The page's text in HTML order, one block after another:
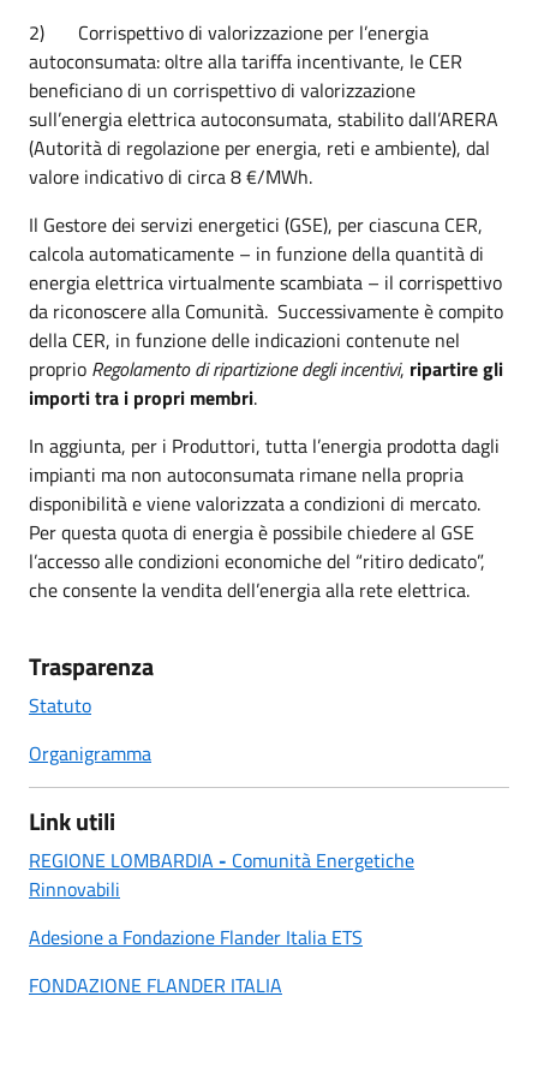
2) Corrispettivo di valorizzazione per l’energia
autoconsumata: oltre alla tariffa incentivante, le CER
beneficiano di un corrispettivo di valorizzazione
sull’energia elettrica autoconsumata, stabilito dall’ARERA
(Autorità di regolazione per energia, reti e ambiente), dal
valore indicativo di circa 8 €/MWh.
Il Gestore dei servizi energetici (GSE), per ciascuna CER,
calcola automaticamente – in funzione della quantità di
energia elettrica virtualmente scambiata – il corrispettivo
da riconoscere alla Comunità. Successivamente è compito
della CER, in funzione delle indicazioni contenute nel
proprio Regolamento di ripartizione degli incentivi, ripartire gli
importi tra i propri membri.
In aggiunta, per i Produttori, tutta l’energia prodotta dagli
impianti ma non autoconsumata rimane nella propria
disponibilità e viene valorizzata a condizioni di mercato.
Per questa quota di energia è possibile chiedere al GSE
l’accesso alle condizioni economiche del “ritiro dedicato”,
che consente la vendita dell’energia alla rete elettrica.
Trasparenza
Statuto
Organigramma
Link utili
REGIONE LOMBARDIA - Comunità Energetiche
Rinnovabili
Adesione a Fondazione Flander Italia ETS
FONDAZIONE FLANDER ITALIA